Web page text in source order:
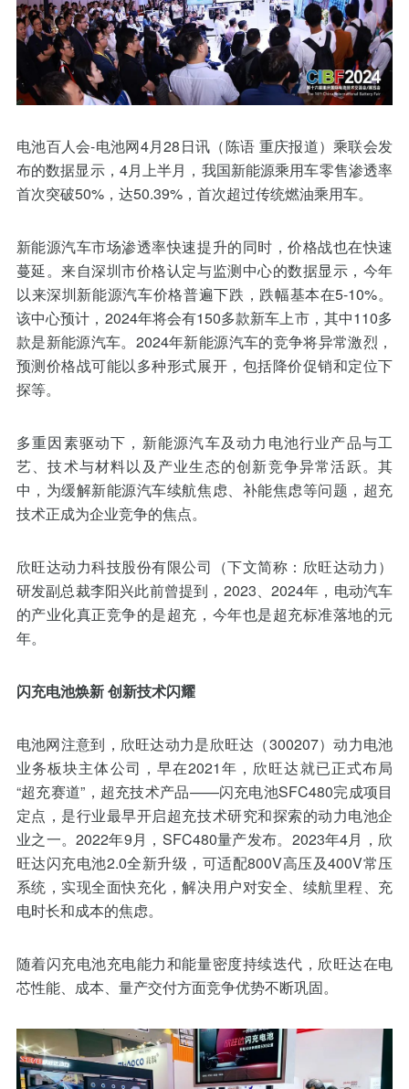
电池百人会-电池网4月28日讯（陈语 重庆报道）乘联会发
布的数据显示，4月上半月，我国新能源乘用车零售渗透率
首次突破50%，达50.39%，首次超过传统燃油乘用车。
新能源汽车市场渗透率快速提升的同时，价格战也在快速
蔓延。来自深圳市价格认定与监测中心的数据显示，今年
以来深圳新能源汽车价格普遍下跌，跌幅基本在5-10%。
该中心预计，2024年将会有150多款新车上市，其中110多
款是新能源汽车。2024年新能源汽车的竞争将异常激烈，
预测价格战可能以多种形式展开，包括降价促销和定位下
探等。
多重因素驱动下，新能源汽车及动力电池行业产品与工
艺、技术与材料以及产业生态的创新竞争异常活跃。其
中，为缓解新能源汽车续航焦虑、补能焦虑等问题，超充
技术正成为企业竞争的焦点。
欣旺达动力科技股份有限公司（下文简称：欣旺达动力）
研发副总裁李阳兴此前曾提到，2023、2024年，电动汽车
的产业化真正竞争的是超充，今年也是超充标准落地的元
年。
闪充电池焕新 创新技术闪耀
电池网注意到，欣旺达动力是欣旺达（300207）动力电池
业务板块主体公司，早在2021年，欣旺达就已正式布局
“超充赛道”，超充技术产品——闪充电池SFC480完成项目
定点，是行业最早开启超充技术研究和探索的动力电池企
业之一。2022年9月，SFC480量产发布。2023年4月，欣
旺达闪充电池2.0全新升级，可适配800V高压及400V常压
系统，实现全面快充化，解决用户对安全、续航里程、充
电时长和成本的焦虑。
随着闪充电池充电能力和能量密度持续迭代，欣旺达在电
芯性能、成本、量产交付方面竞争优势不断巩固。